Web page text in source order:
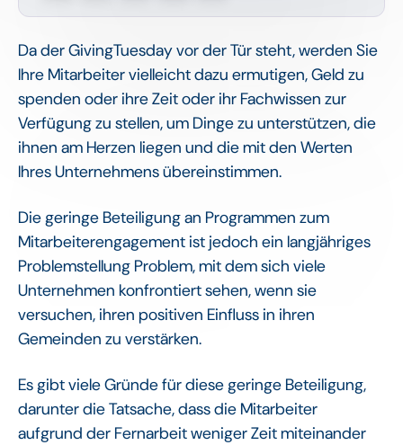
Da der GivingTuesday vor der Tür steht, werden Sie
Ihre Mitarbeiter vielleicht dazu ermutigen, Geld zu
spenden oder ihre Zeit oder ihr Fachwissen zur
Verfügung zu stellen, um Dinge zu unterstützen, die
ihnen am Herzen liegen und die mit den Werten
Ihres Unternehmens übereinstimmen.
Die geringe Beteiligung an Programmen zum
Mitarbeiterengagement ist jedoch ein langjähriges
Problemstellung Problem, mit dem sich viele
Unternehmen konfrontiert sehen, wenn sie
versuchen, ihren positiven Einfluss in ihren
Gemeinden zu verstärken.
Es gibt viele Gründe für diese geringe Beteiligung,
darunter die Tatsache, dass die Mitarbeiter
aufgrund der Fernarbeit weniger Zeit miteinander